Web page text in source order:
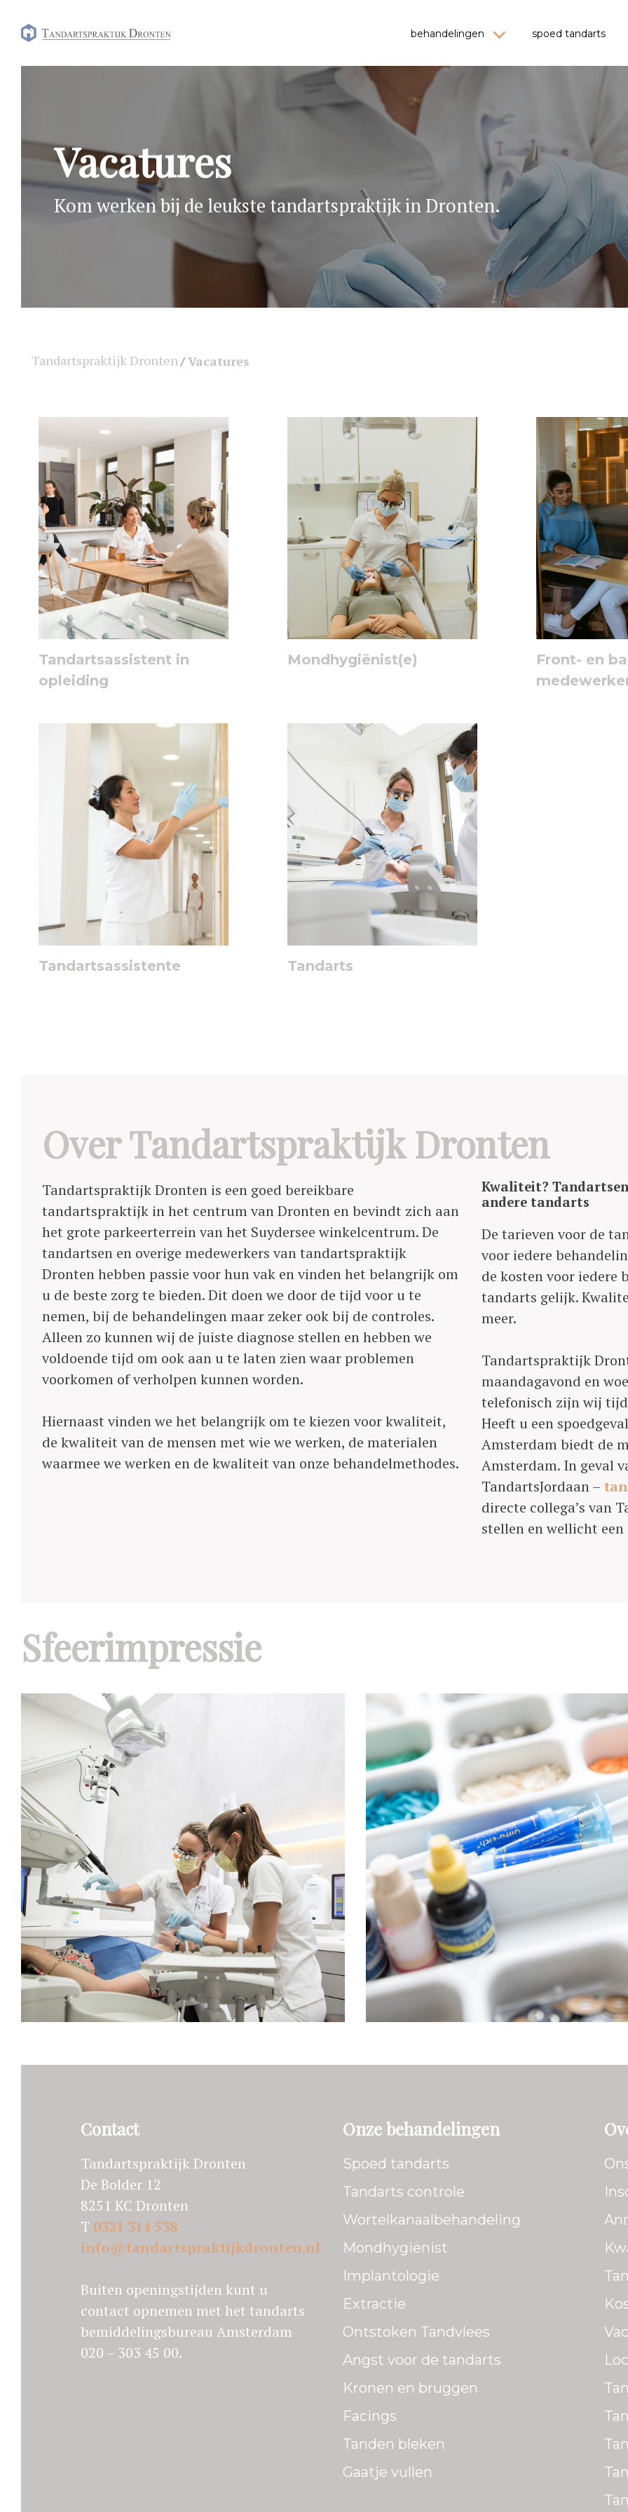
to
behandelingen spoed tandarts
Vacatures
Kom werken bij de leukste tandartspraktijk in Dronten.
Tandartspraktijk Dronten/Vacatures
Tandartsassistent in
opleiding
Mondhygiënist(e)
Front- en
Tandartsassistente Tandarts
Over Tandartspraktijk Dronten
Tandartspraktijk Dronten is een goed bereikbare
tandartspraktijk in het centrum van Dronten en bevindt zich aan
het grote parkeerterrein van het Suydersee winkelcentrum. De
tandartsen en overige medewerkers van tandartspraktijk
Dronten hebben passie voor hun vak en vinden het belangrijk om
u de beste zorg te bieden. Dit doen we door de tijd voor u te
nemen, bij de behandelingen maar zeker ook bij de controles.
Alleen zo kunnen wij de juiste diagnose stellen en hebben we
voldoende tijd om ook aan u te laten zien waar problemen
voorkomen of verholpen kunnen worden.
Hiernaast vinden we het belangrijk om te kiezen voor kwaliteit,
de kwaliteit van de mensen met wie we werken, de materialen
waarmee we werken en de kwaliteit van onze behandelmethodes.
Kwaliteit?
andere tandarts
De tarieven voor de
voor iedere
de kosten voor
tandarts gelijk.
meer.
Tandartspraktijk
maandagavond en
telefonisch zijn wij
Heeft u een
Amsterdam biedt de
Amsterdam. In geval
TandartsJordaan –
directe collega’s van
stellen en wellicht
Sfeerimpressie
Contact
Tandartspraktijk Dronten
De Bolder 12
8251 KC Dronten
T 0321 314 538
info@tandartspraktijkdronten.nl
Buiten openingstijden kunt u
contact opnemen met het tandarts
bemiddelingsbureau Amsterdam
020 – 303 45 00.
Onze behandelingen
Spoed tandarts
Tandarts controle
Wortelkanaalbehandeling
Mondhygiënist
Implantologie
Extractie
Ontstoken Tandvlees
Angst voor de tandarts
Kronen en bruggen
Facings
Tanden bleken
Gaatje vullen